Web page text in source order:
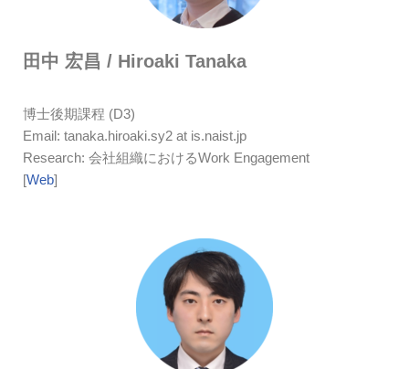
田中 宏昌 / Hiroaki Tanaka
博士後期課程 (D3)
Email: tanaka.hiroaki.sy2 at is.naist.jp
Research: 会社組織におけるWork Engagement
[Web]